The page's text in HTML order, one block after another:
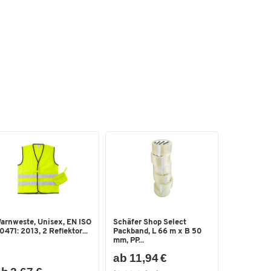
Unisex, EN ISO
2013, 2 Reflektor...
Schäfer Shop Select
Packband, L 66 m x B 50
mm, PP...
ab 11,94 €